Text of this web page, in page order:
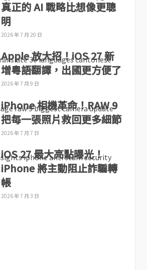
真正的 AI 戰略比想像更聰
明
2026 年 7 月 20 日
Apple 放大招！iOS 27 新
增粵語翻譯，出國更方便了
2026 年 7 月 9 日
iPhone 相機革命！RAW 9
把每一張照片救回更多細節
2026 年 7 月 7 日
iOS 27 最大亮點曝光！
iPhone 將主動阻止詐騙轉
帳
2026 年 7 月 3 日